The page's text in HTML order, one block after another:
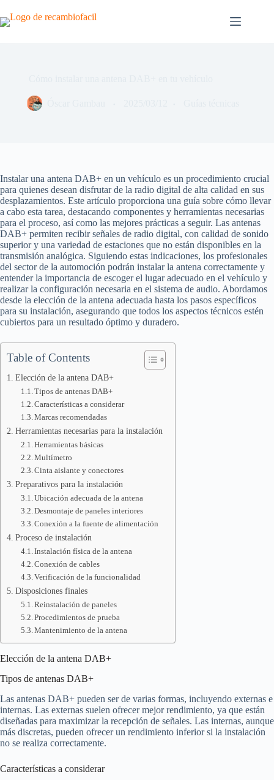
al
contenido
Instalar una antena DAB+ en un vehículo es un procedimiento crucial
para quienes desean disfrutar de la radio digital de alta calidad en sus
desplazamientos. Este artículo proporciona una guía sobre cómo llevar
a cabo esta tarea, destacando componentes y herramientas necesarias
para el proceso, así como las mejores prácticas a seguir. Las antenas
DAB+ permiten recibir señales de radio digital, con calidad de sonido
superior y una variedad de estaciones que no están disponibles en la
transmisión analógica. Siguiendo estas indicaciones, los profesionales
del sector de la automoción podrán instalar la antena correctamente y
entender la importancia de escoger el lugar adecuado en el vehículo y
realizar la configuración necesaria en el sistema de audio. Abordamos
desde la elección de la antena adecuada hasta los pasos específicos
para su instalación, asegurando que todos los aspectos técnicos estén
cubiertos para un resultado óptimo y duradero.
Table of Contents
Elección de la antena DAB+
Tipos de antenas DAB+
Características a considerar
Marcas recomendadas
Herramientas necesarias para la instalación
Herramientas básicas
Multímetro
Cinta aislante y conectores
Preparativos para la instalación
Ubicación adecuada de la antena
Desmontaje de paneles interiores
Conexión a la fuente de alimentación
Proceso de instalación
Instalación física de la antena
Conexión de cables
Verificación de la funcionalidad
Disposiciones finales
Reinstalación de paneles
Procedimientos de prueba
Mantenimiento de la antena
Elección de la antena DAB+
Tipos de antenas DAB+
Las antenas DAB+ pueden ser de varias formas, incluyendo externas e
internas. Las externas suelen ofrecer mejor rendimiento, ya que están
diseñadas para maximizar la recepción de señales. Las internas, aunque
más discretas, pueden ofrecer un rendimiento inferior si la instalación
no se realiza correctamente.
Características a considerar